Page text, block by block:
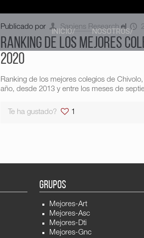
INICIO/ NOSOTROS/
Publicado por Sapiens Research el
Ranking de los mejores
2020
Ranking de los mejores colegios de
año, desde 2013 y entre los meses de
Te ha gustado? 1
GRUPOS
Mejores-Art
Mejores-Asc
Mejores-Dti
Mejores-Gnc